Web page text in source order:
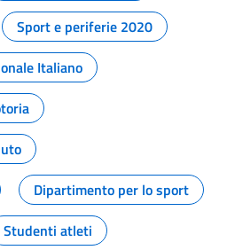
Sport e periferie 2020
Italiano
Dipartimento per lo sport
Studenti atleti